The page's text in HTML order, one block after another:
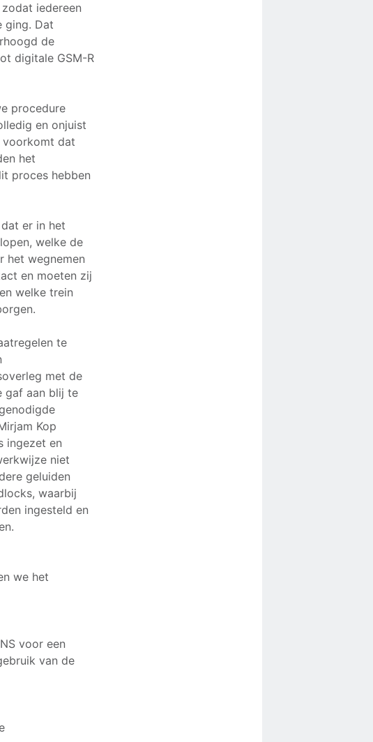
iedereen
ging. Dat
de
digitale GSM-R
procedure
en onjuist
voorkomt dat
het
proces hebben
er in het
welke de
het wegnemen
en moeten zij
welke trein
te
met de
gaf aan blij te
Kop
ingezet en
niet
geluiden
waarbij
ingesteld en
we het
voor een
van de